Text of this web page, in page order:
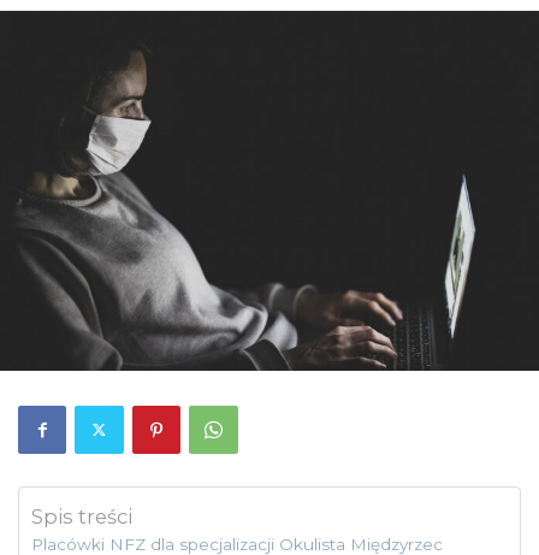
Spis treści
Placówki NFZ dla specjalizacji Okulista Międzyrzec